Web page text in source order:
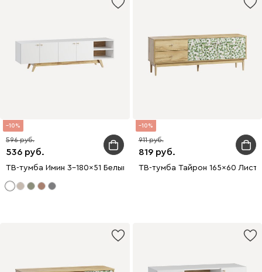
10
536
596
ТВ-тумба Имин 3-180x51 Белый
10
819
911
ТВ-тумба Тайрон 165x60